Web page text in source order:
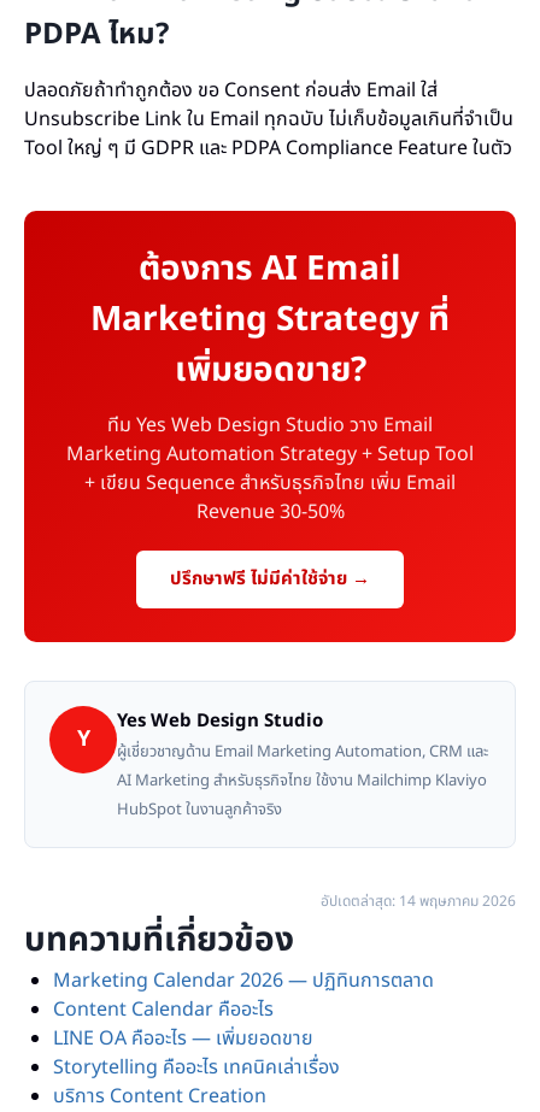
PDPA ไหม?
ปลอดภัยถ้าทำถูกต้อง ขอ Consent ก่อนส่ง Email ใส่
Unsubscribe Link ใน Email ทุกฉบับ ไม่เก็บข้อมูลเกินที่จำเป็น
Tool ใหญ่ ๆ มี GDPR และ PDPA Compliance Feature ในตัว
ต้องการ AI Email
Marketing Strategy ที่
เพิ่มยอดขาย?
ทีม Yes Web Design Studio วาง Email
Marketing Automation Strategy + Setup Tool
+ เขียน Sequence สำหรับธุรกิจไทย เพิ่ม Email
Revenue 30-50%
ปรึกษาฟรี ไม่มีค่าใช้จ่าย →
Y
Yes Web Design Studio
ผู้เชี่ยวชาญด้าน Email Marketing Automation, CRM และ
AI Marketing สำหรับธุรกิจไทย ใช้งาน Mailchimp Klaviyo
HubSpot ในงานลูกค้าจริง
อัปเดตล่าสุด: 14 พฤษภาคม 2026
บทความที่เกี่ยวข้อง
Marketing Calendar 2026 — ปฏิทินการตลาด
Content Calendar คืออะไร
LINE OA คืออะไร — เพิ่มยอดขาย
Storytelling คืออะไร เทคนิคเล่าเรื่อง
บริการ Content Creation